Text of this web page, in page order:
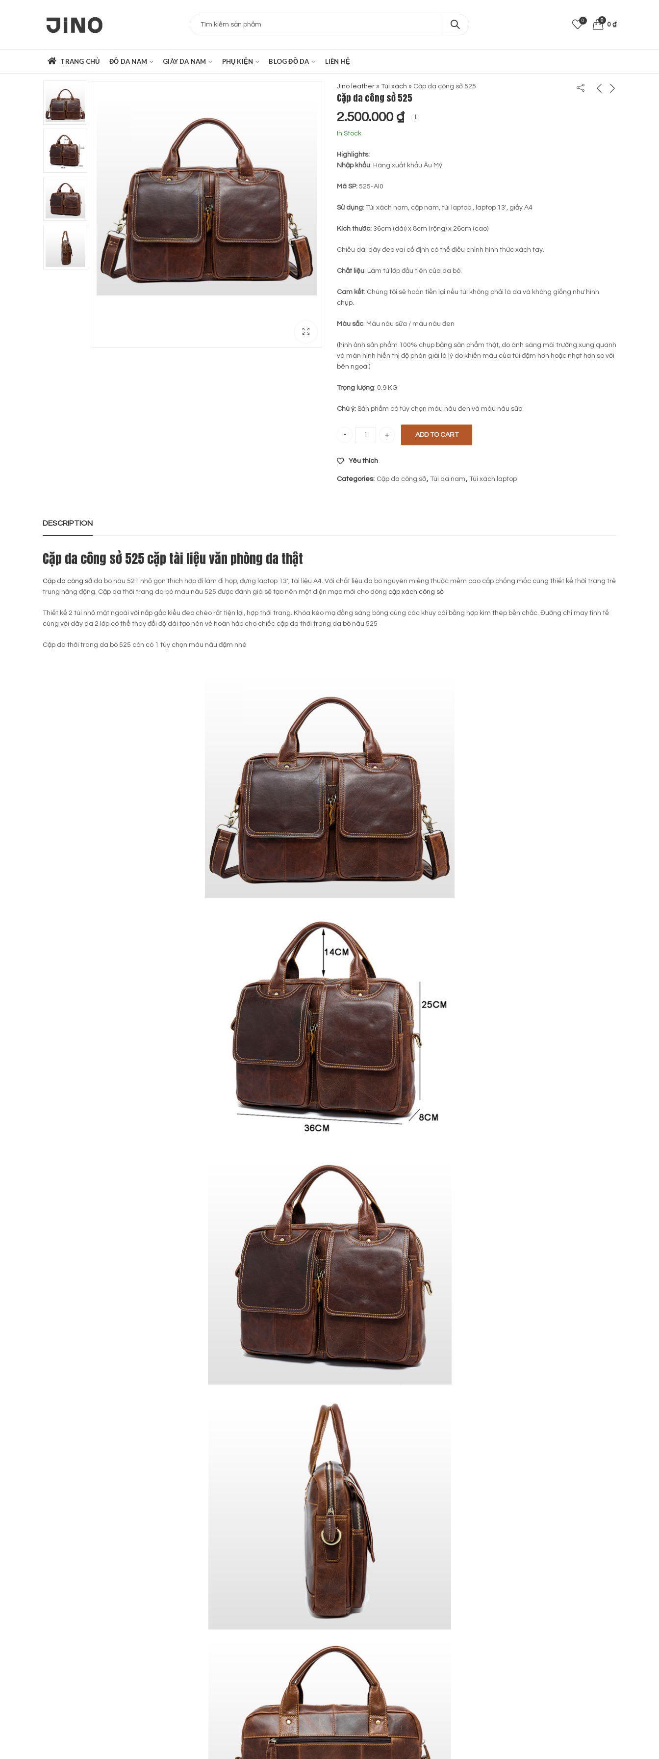
0 0
0 ₫
TRANG CHỦ ĐỒ DA NAM GIÀY DA NAM PHỤ KIỆN BLOG ĐỒ DA LIÊN HỆ
Jino leather » Túi xách » Cặp da công sở 525
Cặp da công sở 525
2.500.000 ₫
In Stock
Highlights:
Nhập khẩu: Hàng xuất khẩu Âu Mỹ
Mã SP: 525-AI0
Sử dụng: Túi xách nam, cặp nam, túi laptop , laptop 13′, giấy A4
Kích thước: 36cm (dài) x 8cm (rộng) x 26cm (cao)
Chiều dài dây đeo vai cố định có thể điều chỉnh hình thức xách tay.
Chất liệu: Làm từ lớp đầu tiên của da bò.
Cam kết: Chúng tôi sẽ hoàn tiền lại nếu túi không phải là da và không giống như hình
chụp.
Màu sắc: Màu nâu sữa / màu nâu đen
(hình ảnh sản phẩm 100% chụp bằng sản phẩm thật, do ánh sáng môi trường xung quanh
và màn hình hiển thị độ phân giải là lý do khiến màu của túi đậm hơn hoặc nhạt hơn so với
bên ngoài)
Trọng lượng: 0.9 KG
Chú ý: Sản phẩm có tùy chọn màu nâu đen và màu nâu sữa
Cặp da công sở 525 quantity
ADD TO CART
Yêu thích
Categories: Cặp da công sở, Túi da nam, Túi xách laptop
DESCRIPTION
Cặp da công sở 525 cặp tài liệu văn phòng da thật
Cặp da công sở da bò nâu 521 nhỏ gọn thích hợp đi làm đi họp, đựng laptop 13′, tài liệu A4. Với chất liệu da bò nguyên miếng thuộc mềm cao cấp chống mốc cùng thiết kế thời trang trẻ
trung năng động. Cặp da thời trang da bò màu nâu 525 được đánh giá sẽ tạo nên một diện mạo mới cho dòng cặp xách công sở
Thiết kế 2 túi nhỏ mặt ngoài với nắp gấp kiểu đeo chéo rất tiện lợi, hợp thời trang. Khóa kéo mạ đồng sáng bóng cùng các khuy cài bằng hợp kim thép bền chắc. Đường chỉ may tinh tế
cùng với dây da 2 lớp có thể thay đổi độ dài tạo nên vẻ hoàn hảo cho chiếc cặp da thời trang da bò nâu 525
Cặp da thời trang da bò 525 còn có 1 tùy chọn màu nâu đậm nhé